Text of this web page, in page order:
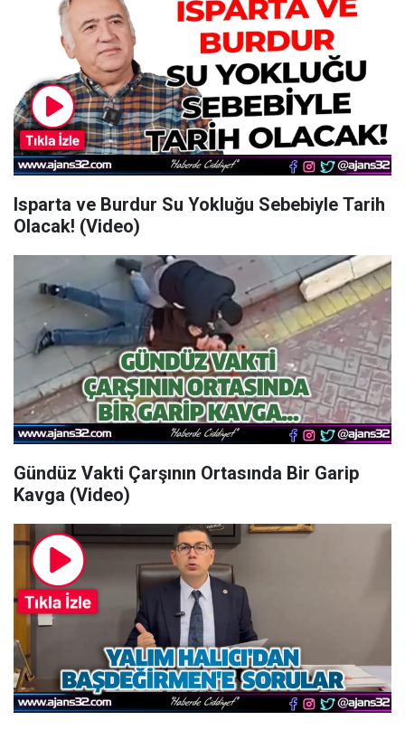
Isparta ve Burdur Su Yokluğu Sebebiyle Tarih
Olacak! (Video)
Gündüz Vakti Çarşının Ortasında Bir Garip
Kavga (Video)